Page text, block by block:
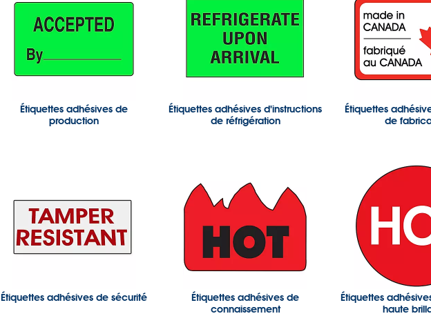
Étiquettes adhésives de
production
Étiquettes adhésives d'instructions
de réfrigération
Étiquettes
de
Étiquettes adhésives de sécurité
Étiquettes adhésives de
connaissement
Étiquettes
haute